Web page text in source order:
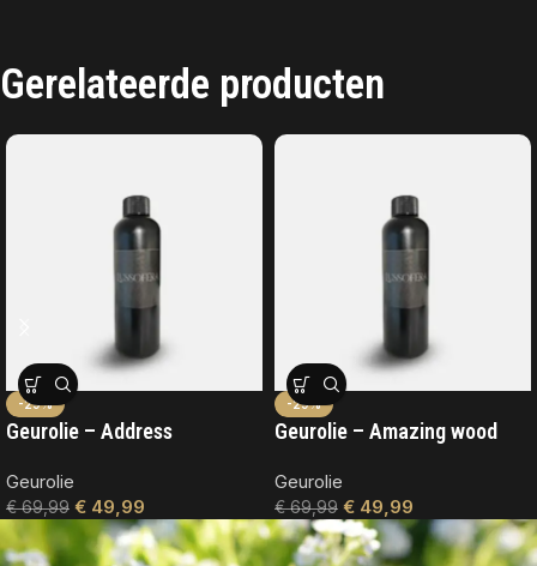
Gerelateerde producten
-29%
Geurolie – Address
Geurolie
€69,99 € 49,99
-29%
Geurolie – Amazing wood
Geurolie
€69,99 € 49,99